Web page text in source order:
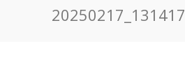
20250217_131417